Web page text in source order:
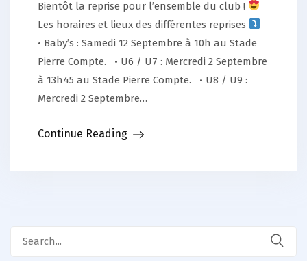
Bientôt la reprise pour l’ensemble du club !
Les horaires et lieux des différentes reprises
• Baby’s : Samedi 12 Septembre à 10h au Stade
Pierre Compte. • U6 / U7 : Mercredi 2 Septembre
à 13h45 au Stade Pierre Compte. • U8 / U9 :
Mercredi 2 Septembre…
Continue Reading